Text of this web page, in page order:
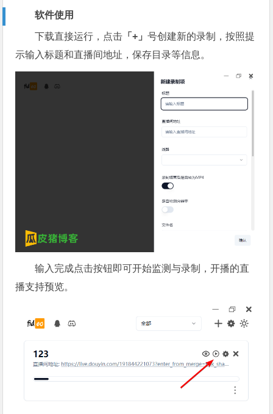
软件使用
下载直接运行，点击 「+」号创建新的录制，按照提
示输入标题和直播间地址，保存目录等信息。
输入完成点击按钮即可开始监测与录制，开播的直
播支持预览。